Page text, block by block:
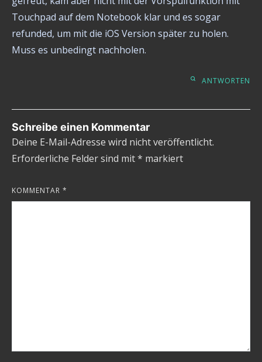
Touchpad auf dem Notebook klar und es sogar
refunded, um mit die iOS Version später zu holen.
Muss es unbedingt nachholen.
ANTWORTEN
Schreibe einen Kommentar
Deine E-Mail-Adresse wird nicht veröffentlicht.
Erforderliche Felder sind mit* markiert
KOMMENTAR *